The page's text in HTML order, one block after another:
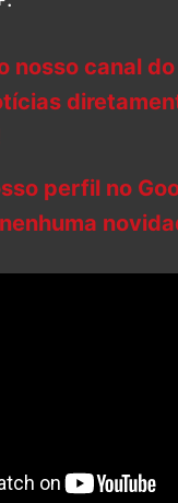
nosso canal
perfil no